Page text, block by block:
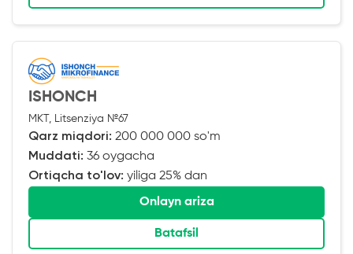
ISHONCH
MKT, Litsenziya №67
Qarz miqdori: 200 000 000 so'm
Muddati: 36 oygacha
Ortiqcha to'lov: yiliga 25% dan
Onlayn ariza
Batafsil